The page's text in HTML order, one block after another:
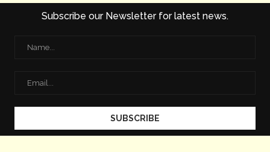
Subscribe our Newsletter for latest news.